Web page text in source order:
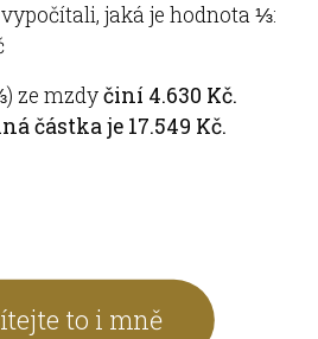
jaká je hodnota ⅓:
ze mzdyčiní 4.630 Kč.
částka je 17.549 Kč.
to i mně